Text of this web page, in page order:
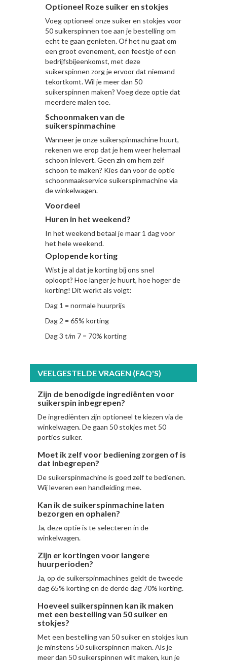
Optioneel Roze suiker en stokjes
Voeg optioneel onze suiker en stokjes voor
50 suikerspinnen toe aan je bestelling om
echt te gaan genieten. Of het nu gaat om
een groot evenement, een feestje of een
bedrijfsbijeenkomst, met deze
suikerspinnen zorg je ervoor dat niemand
tekortkomt. Wil je meer dan 50
suikerspinnen maken? Voeg deze optie dat
meerdere malen toe.
Schoonmaken van de
suikerspinmachine
Wanneer je onze suikerspinmachine huurt,
rekenen we erop dat je hem weer helemaal
schoon inlevert. Geen zin om hem zelf
schoon te maken? Kies dan voor de optie
schoonmaakservice suikerspinmachine via
de winkelwagen.
Voordeel
Huren in het weekend?
In het weekend betaal je maar 1 dag voor
het hele weekend.
Oplopende korting
Wist je al dat je korting bij ons snel
oploopt? Hoe langer je huurt, hoe hoger de
korting! Dit werkt als volgt:
Dag 1 = normale huurprijs
Dag 2 = 65% korting
Dag 3 t/m 7 = 70% korting
VEELGESTELDE VRAGEN (FAQ'S)
Zijn de benodigde ingrediënten voor
suikerspin inbegrepen?
De ingrediënten zijn optioneel te kiezen via de
winkelwagen. De gaan 50 stokjes met 50
porties suiker.
Moet ik zelf voor bediening zorgen of is
dat inbegrepen?
De suikerspinmachine is goed zelf te bedienen.
Wij leveren een handleiding mee.
Kan ik de suikerspinmachine laten
bezorgen en ophalen?
Ja, deze optie is te selecteren in de
winkelwagen.
Zijn er kortingen voor langere
huurperioden?
Ja, op de suikerspinmachines geldt de tweede
dag 65% korting en de derde dag 70% korting.
Hoeveel suikerspinnen kan ik maken
met een bestelling van 50 suiker en
stokjes?
Met een bestelling van 50 suiker en stokjes kun
je minstens 50 suikerspinnen maken. Als je
meer dan 50 suikerspinnen wilt maken, kun je